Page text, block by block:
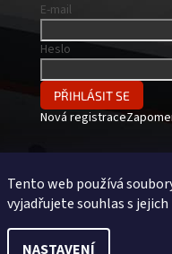
Tento web používá
vyjadřujete souhlas s
NASTAVENÍ
E-mail
Heslo
PŘIHLÁSIT SE
Nová registrace